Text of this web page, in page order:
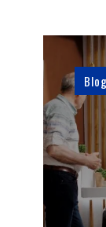
Blog